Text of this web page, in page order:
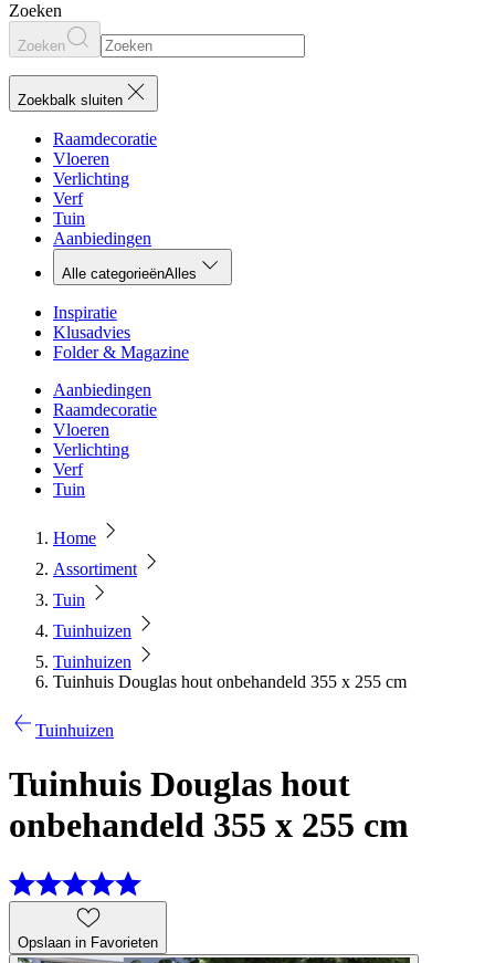
Zoeken
Zoeken
Zoekbalk sluiten
Raamdecoratie
Vloeren
Verlichting
Verf
Tuin
Aanbiedingen
Alle categorieënAlles
Inspiratie
Klusadvies
Folder & Magazine
Aanbiedingen
Raamdecoratie
Vloeren
Verlichting
Verf
Tuin
Home
Assortiment
Tuin
Tuinhuizen
Tuinhuizen
Tuinhuis Douglas hout onbehandeld 355 x 255 cm
Tuinhuizen
Tuinhuis Douglas hout
onbehandeld 355 x 255 cm
Opslaan in Favorieten